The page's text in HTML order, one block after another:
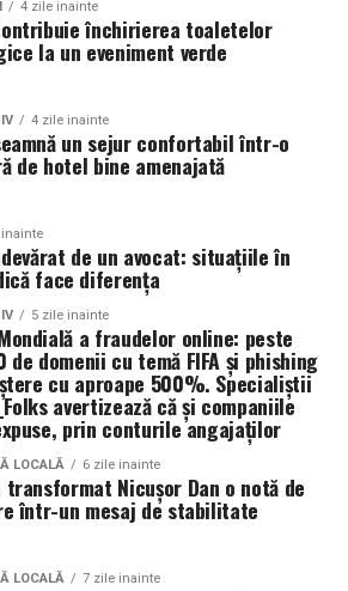
uleiului la
de funcționare a motorului.
foarte bun între protecție și
recomandat Ravenol VMP
Ravenol
motoare moderne care
cu aprobări OEM specifice.
constructorului, poate fi
unor mărci precum:
facilităților ecologice,
pot reduce semnificativ
mediului în comparație cu
care sunt mult mai dăunătoare
toaletele ecologice contribuie la
responsabil din punct
ajută la protejarea resurselor
imaginii evenimentului
ecologice, precum tipul ecologic
beneficii semnificative imaginii
o eră în care participanții devin din
de problemele de mediu,
să adopte soluții sustenabile, cum
din gama ecologică, pot
percepția față de
și atrage mai mulți participanți
4 zile inainte
închirierea toaletelor
la un eveniment verde
4 zile inainte
un sejur confortabil într-o
de hotel bine amenajată
de un avocat: situațiile în
face diferența
5 zile inainte
a fraudelor online: peste
de domenii cu temă FIFA și phishing
cu aproape 500%. Specialiștii
avertizează că și companiile
prin conturile angajaților
LOCALĂ 6 zile inainte
transformat Nicușor Dan o notă de
într-un mesaj de stabilitate
LOCALĂ 7 zile inainte